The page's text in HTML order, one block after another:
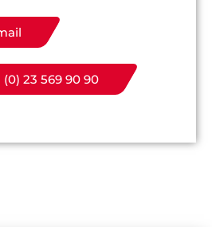
(0) 23 569 90 90